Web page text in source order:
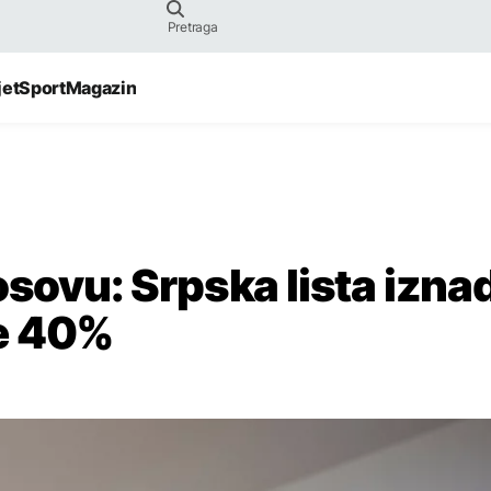
SportMagazin
Srpska lista
40%